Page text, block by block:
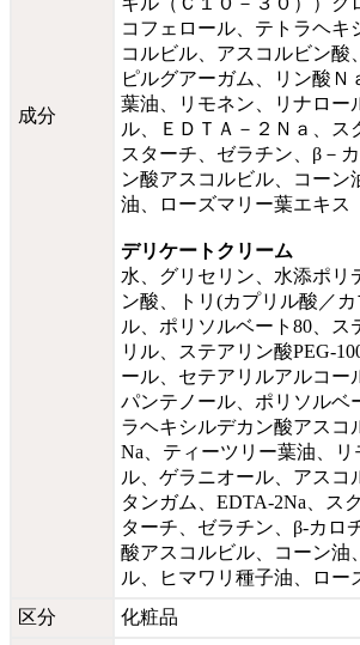
成分
コフェロール、テトラヘキ
コルビル、アスコルビン酸
ピルグアーガム、リン酸Ｎ
葉油、リモネン、リナロー
ル、ＥＤＴＡ－２Ｎａ、ス
スターチ、ゼラチン、β－
ン酸アスコルビル、コーン
油、ローズマリー葉エキス
デリケートクリーム
水、グリセリン、水添ポリ
ン酸、トリ(カプリル酸／
ル、ポリソルベート80、ス
リル、ステアリン酸PEG-
ール、セテアリルアルコー
パンテノール、ポリソルベ
ラヘキシルデカン酸アスコ
Na、ティーツリー葉油、
ル、ゲラニオール、アスコ
タンガム、EDTA-2Na、ス
ターチ、ゼラチン、β-カロ
酸アスコルビル、コーン油
ル、ヒマワリ種子油、ロー
区分
化粧品